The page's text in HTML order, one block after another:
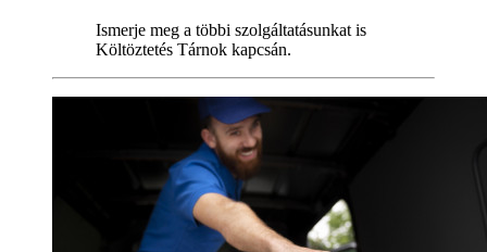
Ismerje meg a többi szolgáltatásunkat is
Költöztetés Tárnok kapcsán.